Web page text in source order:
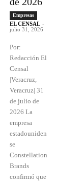
Empresas
EL CENSAL -
julio 31, 2026
Por:
Redacción El
Censal
|Veracruz,
Veracruz| 31
de julio de
2026 La
empresa
estadouniden
se
Constellation
Brands
confirmó que